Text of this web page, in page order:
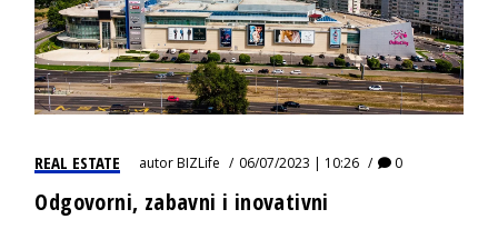
REAL ESTATE autorBIZLife 06/07/2023 | 10:26 0
Odgovorni, zabavni i inovativni